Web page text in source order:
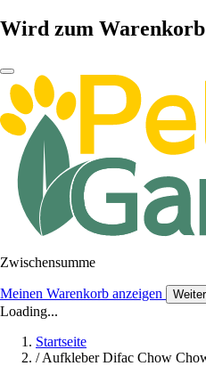
Wird zum
Zwischensumme
Meinen Warenkorb anzeigen
Loading...
Startseite
/ Aufkleber Difac Chow